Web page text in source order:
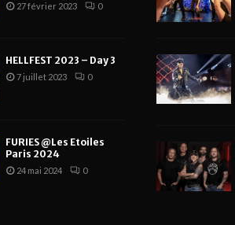
27 février 2023 0
HELLFEST 2023 – Day 3
7 juillet 2023 0
FURIES @Les Etoiles
Paris 2024
24 mai 2024 0